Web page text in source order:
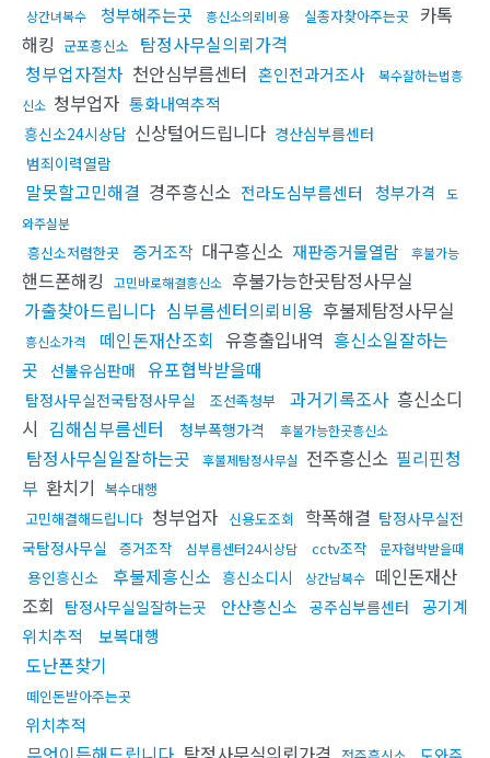
상간녀복수
청부해주는곳 흥신소의뢰비용 실종자찾아주는곳 카톡
해킹 군포흥신소
탐정사무실의뢰가격
청부업자절차 천안심부름센터 혼인전과거조사
복수잘하는법흥
신소 청부업자 통화내역추적
흥신소24시상담 신상털어드립니다 경산심부름센터
범죄이력열람
말못할고민해결 경주흥신소 전라도심부름센터 청부가격
도
와주실분
흥신소저렴한곳 증거조작 대구흥신소 재판증거물열람 후불가능
핸드폰해킹 고민바로해결흥신소 후불가능한곳탐정사무실
가출찾아드립니다 심부름센터의뢰비용 후불제탐정사무실
흥신소가격 떼인돈재산조회 유흥출입내역 흥신소일잘하는
곳
선불유심판매 유포협박받을때
탐정사무실전국탐정사무실 조선족청부 과거기록조사 흥신소디
시 김해심부름센터 청부폭행가격 후불가능한곳흥신소
탐정사무실일잘하는곳 후불제탐정사무실 전주흥신소 필리핀청
부 환치기 복수대행
고민해결해드립니다 청부업자 신용도조회 학폭해결 탐정사무실전
국탐정사무실
증거조작 심부름센터24시상담 cctv조작 문자협박받을때
용인흥신소 후불제흥신소 흥신소디시 상간남복수 떼인돈재산
조회 탐정사무실일잘하는곳 안산흥신소 공주심부름센터
공기계
위치추적
보복대행
도난폰찾기
떼인돈받아주는곳
위치추적